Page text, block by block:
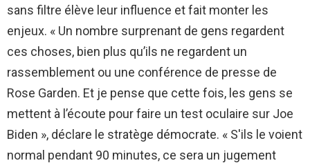
sans filtre élève leur influence et fait monter les
enjeux. « Un nombre surprenant de gens regardent
ces choses, bien plus qu’ils ne regardent un
rassemblement ou une conférence de presse de
Rose Garden. Et je pense que cette fois, les gens se
mettent à l’écoute pour faire un test oculaire sur Joe
Biden », déclare le stratège démocrate. « S'ils le voient
normal pendant 90 minutes, ce sera un jugement